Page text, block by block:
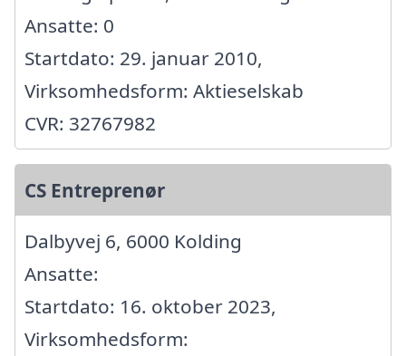
Ansatte: 0
Startdato: 29. januar 2010,
Virksomhedsform: Aktieselskab
CVR: 32767982
CS Entreprenør
Dalbyvej 6, 6000 Kolding
Ansatte:
Startdato: 16. oktober 2023,
Virksomhedsform: